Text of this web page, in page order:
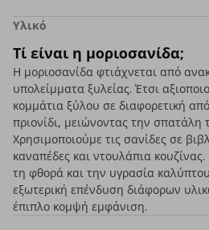
Υλικό
Τί είναι η μοριοσανίδα;
Η μοριοσανίδα φτιάχνεται από
υπολείμματα ξυλείας. Έτσι
κομμάτια ξύλου σε διαφορετική
πριονίδι, μειώνοντας την σπατάλη
Χρησιμοποιούμε τις σανίδες σε
καναπέδες και ντουλάπια
τη φθορά και την υγρασία
εξωτερική επένδυση διάφορων
έπιπλο κομψή εμφάνιση.